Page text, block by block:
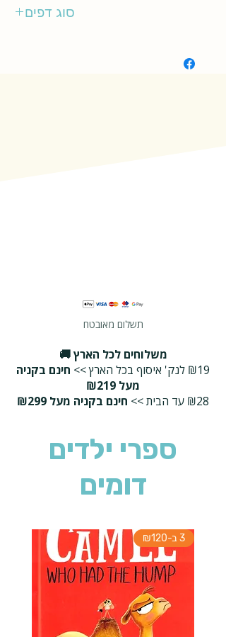
סוג דפים
תשלום מאובטח
משלוחים לכל הארץ 🚚
₪19 לנק' איסוף בכל הארץ >>
חינם בקניה
מעל ₪219
₪28 עד הבית >>
חינם בקניה מעל ₪299
ספרי ילדים
דומים
3 ב-₪120